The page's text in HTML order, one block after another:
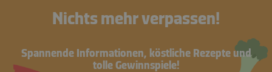
Nichts mehr verpassen!
Spannende Informationen, köstliche Rezepte und
tolle Gewinnspiele!